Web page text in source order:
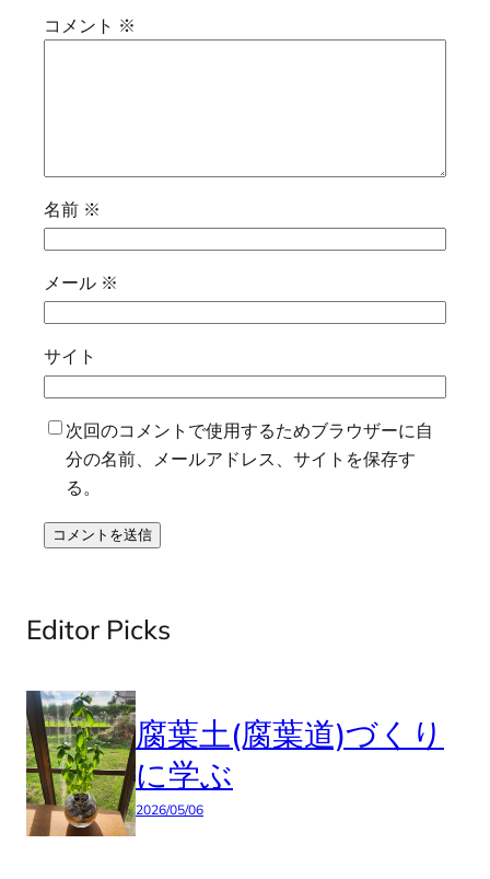
コメント ※
名前 ※
メール ※
サイト
次回のコメントで使用するためブラウザーに自
分の名前、メールアドレス、サイトを保存す
る。
Editor Picks
腐葉土(腐葉道)づくり
に学ぶ
2026/05/06